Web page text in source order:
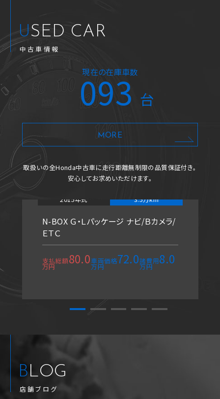
USED CAR
中古車情報
現在の在庫車数
093台
MORE
取扱いの全Honda中古車に走行距離無制限の品質保証付き。
安心してお求めいただけます。
2015年式 3.5万km
N-BOX Ｇ・Ｌパッケージ ナビ/Ｂカメラ/
ＥＴＣ
支払総額80.0
万円
車両価格72.0
万円
諸費用8.0
万円
BLOG
店舗ブログ